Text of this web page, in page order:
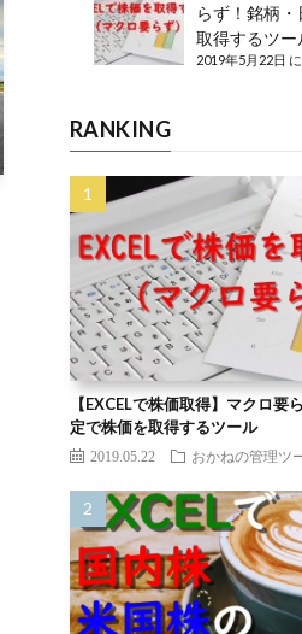
らず！銘柄
取得するツー
2019年5月22日
RANKING
【EXCELで株価取得】マクロ要
定で株価を取得するツール
2019.05.22 おかねの管理ツ